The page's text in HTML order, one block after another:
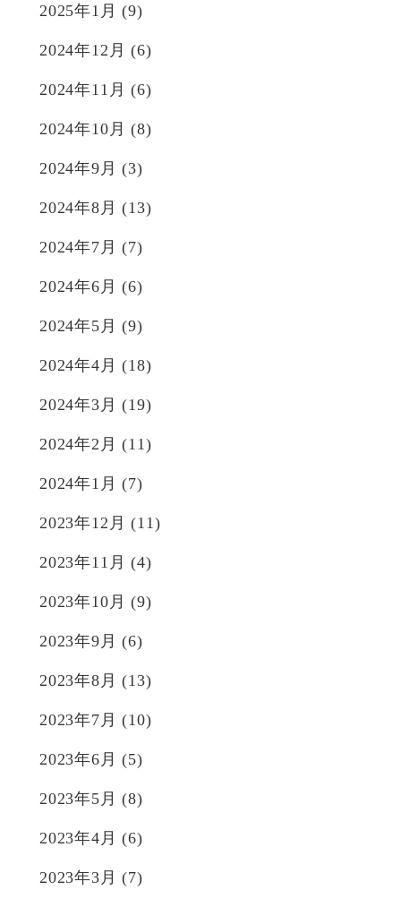
2025年1月 (9)
2024年12月 (6)
2024年11月 (6)
2024年10月 (8)
2024年9月 (3)
2024年8月 (13)
2024年7月 (7)
2024年6月 (6)
2024年5月 (9)
2024年4月 (18)
2024年3月 (19)
2024年2月 (11)
2024年1月 (7)
2023年12月 (11)
2023年11月 (4)
2023年10月 (9)
2023年9月 (6)
2023年8月 (13)
2023年7月 (10)
2023年6月 (5)
2023年5月 (8)
2023年4月 (6)
2023年3月 (7)